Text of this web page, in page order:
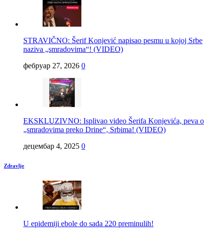
STRAVIČNO: Šerif Konjević napisao pesmu u kojoj Srbe
naziva „smradovima“! (VIDEO)
фебруар 27, 2026 0
EKSKLUZIVNO: Isplivao video Šerifa Konjevića, peva o
„smradovima preko Drine“, Srbima! (VIDEO)
децембар 4, 2025 0
Zdravlje
U epidemiji ebole do sada 220 preminulih!